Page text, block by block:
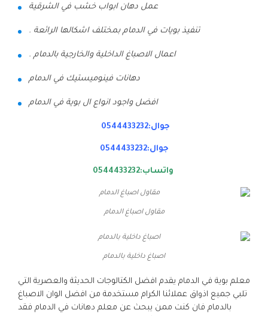
عمل دهان ابواب خشب في الشرقية
تنفيذ بويات في الدمام بمختلف اشكالها الرائعة .
اعمال الاصباغ الداخلية والخارجية بالدمام .
دهانات فينوميستيك في الدمام
افضل واجود انواع ال بوية في الدمام
جوال:0544433232
جوال:0544433232
واتساب:0544433232
مقاول اصباغ الدمام
اصباغ داخلية بالدمام
معلم بوية في الدمام يقدم افضل الكتالوجات الحديثة والعصرية التي
تلبي جميع اذواق عملائنا الكرام مستخدمة من افضل الوان الاصباغ
بالدمام فان كنت ممن يبحث عن معلم دهانات في الدمام فقد